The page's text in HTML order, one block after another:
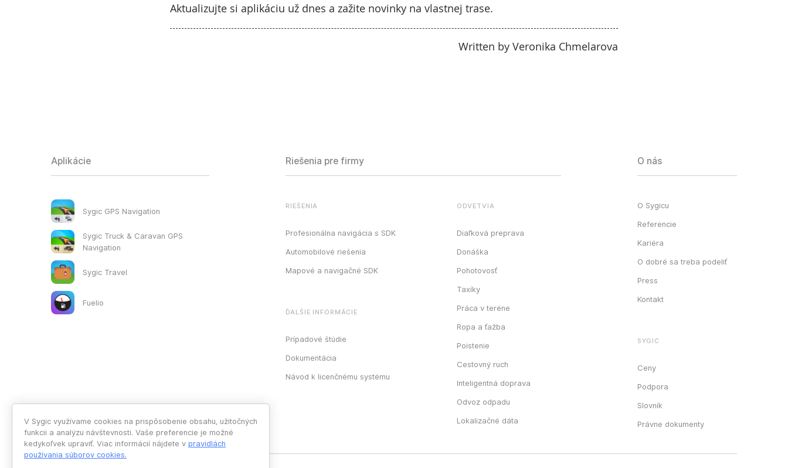
Aktualizujte si aplikáciu už dnes a zažite novinky na vlastnej trase.
Written by Veronika Chmelarova
Aplikácie
Sygic GPS Navigation
Sygic Truck & Caravan GPS
Navigation
Sygic Travel
Fuelio
Riešenia pre firmy
RIEŠENIA
Profesionálna navigácia s SDK
Automobilové riešenia
Mapové a navigačné SDK
ĎALŠIE INFORMÁCIE
Prípadové štúdie
Dokumentácia
Návod k licenčnému systému
ODVETVIA
Diaľková preprava
Donáška
Pohotovosť
Taxíky
Práca v teréne
Ropa a ťažba
Poistenie
Cestovný ruch
Inteligentná doprava
Odvoz odpadu
Lokalizačné dáta
O nás
O Sygicu
Referencie
Kariéra
O dobré sa treba podeliť
Press
Kontakt
SYGIC
Ceny
Podpora
Slovník
Právne dokumenty
V Sygic využívame cookies na prispôsobenie obsahu, užitočných
funkcii a analýzu návštevnosti. Vaše preferencie je možné
kedykoľvek upraviť. Viac informácií nájdete v pravidlách
používania súborov cookies.